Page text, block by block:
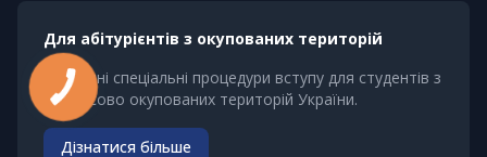
Для абітурієнтів з окупованих територій
Доступні спеціальні процедури вступу для студентів з
тимчасово окупованих територій України.
Дізнатися більше
КНОПКА
ЗВ'ЯЗКУ